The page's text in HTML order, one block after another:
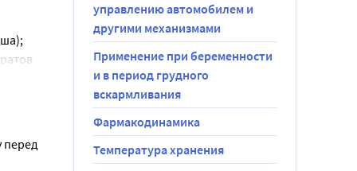
к
перед
управлению автомобилем и
другими механизмами
Применение при беременности
и в период грудного
вскармливания
Фармакодинамика
Температура хранения